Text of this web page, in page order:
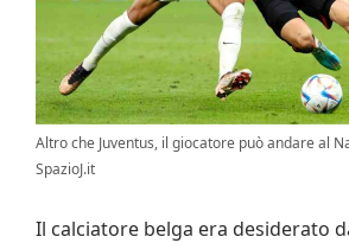
Altro che Juventus, il giocatore può andare al
SpazioJ.it
Il calciatore belga era desiderato